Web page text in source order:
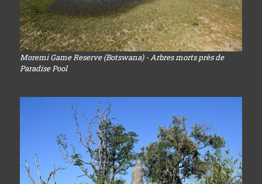
Moremi Game Reserve (Botswana) - Arbres morts près de
Paradise Pool